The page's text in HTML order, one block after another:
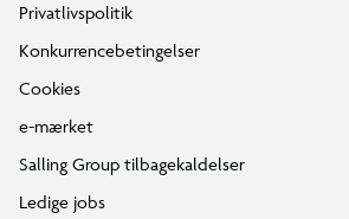
Privatlivspolitik
Konkurrencebetingelser
Cookies
e-mærket
Salling Group tilbagekaldelser
Ledige jobs